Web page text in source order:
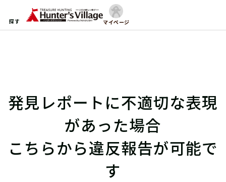
探す マイページ
発見レポートに不適切な表現
があった場合
こちらから違反報告が可能で
す